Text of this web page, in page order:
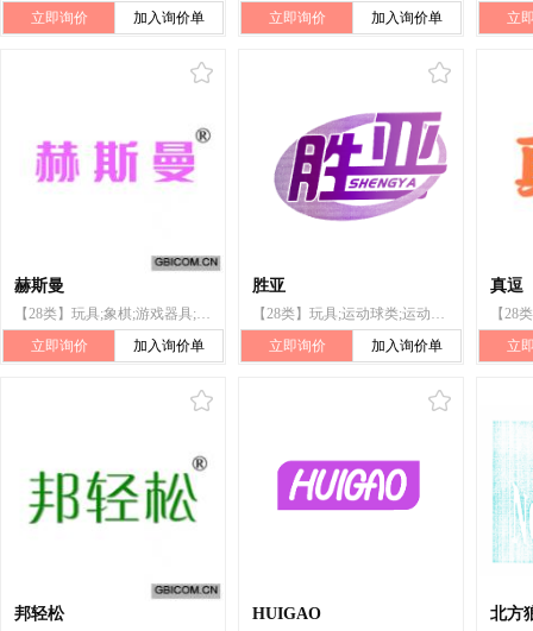
立即询价
加入询价单
立即询价
加入询价单 立
赫斯曼
【28类】玩具;象棋;游戏器具;登山套具;护膝(运动用品);钓鱼竿;游戏机;球拍;锻炼身体器械;体育活动器械
立即询价
加入询价单
胜亚
【28类】玩具;运动球类;运动用拍;羽毛球;运动绳(跳绳、拔河绳);护膝(运动用品);旱冰鞋
立即询价
加入询价单
真逗
立
邦轻松 HUIGAO 北方